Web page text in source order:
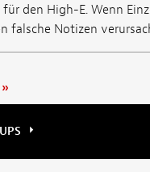
den High-E. Wenn
falsche Notizen
»